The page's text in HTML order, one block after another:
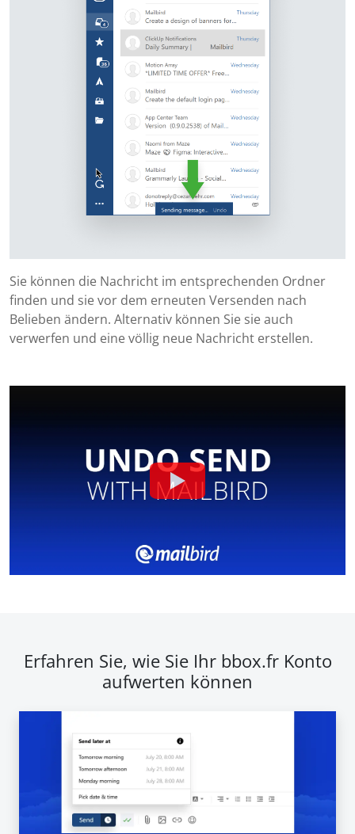
Sie können die Nachricht im entsprechenden Ordner
finden und sie vor dem erneuten Versenden nach
Belieben ändern. Alternativ können Sie sie auch
verwerfen und eine völlig neue Nachricht erstellen.
Erfahren Sie, wie Sie Ihr bbox.fr Konto
aufwerten können